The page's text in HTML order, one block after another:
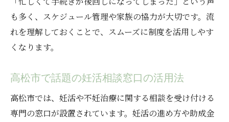
も多く、スケジュール管理や家族の協力が大切です。流
れを理解しておくことで、スムーズに制度を活用しやす
くなります。
高松市で話題の妊活相談窓口の活用法
高松市では、妊活や不妊治療に関する相談を受け付ける
専門の窓口が設置されています。妊活の進め方や助成金